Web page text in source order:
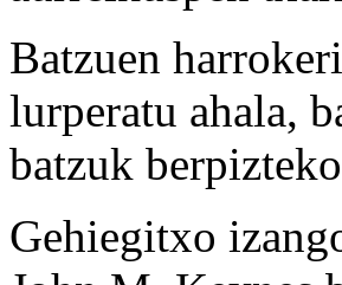
Batzuen
lurperatu ahala,
batzuk
Gehiegitxo